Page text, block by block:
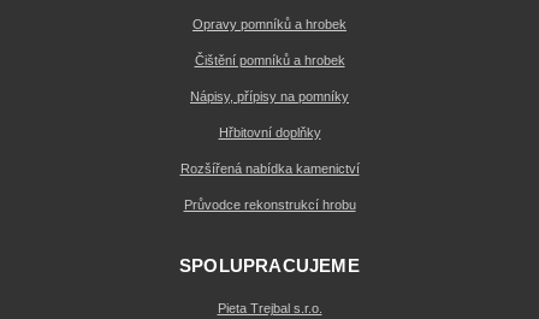
Opravy pomníků a hrobek
Čištění pomníků a hrobek
Nápisy, přípisy na pomníky
Hřbitovní doplňky
Rozšířená nabídka kamenictví
Průvodce rekonstrukcí hrobu
SPOLUPRACUJEME
Pieta Trejbal s.r.o.